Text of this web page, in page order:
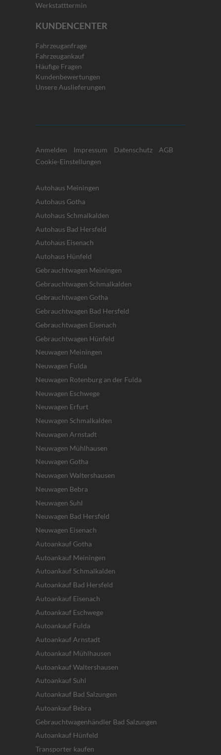
Werkstatttermin
KUNDENCENTER
Fahrzeuganfrage
Fahrzeugankauf
Häufige Fragen
Kundenbewertungen
Unsere Auslieferungen
Anmelden Impressum Datenschutz
AGB
Cookie-Einstellungen
Autohaus Meiningen
Autohaus Gotha
Autohaus Schmalkalden
Autohaus Bad Hersfeld
Autohaus Eisenach
Autohaus Hünfeld
Gebrauchtwagen Meiningen
Gebrauchtwagen Schmalkalden
Gebrauchtwagen Gotha
Gebrauchtwagen Bad Hersfeld
Gebrauchtwagen Eisenach
Gebrauchtwagen Hünfeld
Neuwagen Meiningen
Neuwagen Fulda
Neuwagen Rotenburg an der Fulda
Neuwagen Eschwege
Neuwagen Erfurt
Neuwagen Schmalkalden
Neuwagen Arnstadt
Neuwagen Mühlhausen
Neuwagen Gotha
Neuwagen Waltershausen
Neuwagen Bebra
Neuwagen Suhl
Neuwagen Bad Hersfeld
Neuwagen Eisenach
Autoankauf Gotha
Autoankauf Meiningen
Autoankauf Schmalkalden
Autoankauf Bad Hersfeld
Autoankauf Eisenach
Autoankauf Eschwege
Autoankauf Fulda
Autoankauf Arnstadt
Autoankauf Mühlhausen
Autoankauf Waltershausen
Autoankauf Suhl
Autoankauf Bad Salzungen
Autoankauf Bebra
Gebrauchtwagenhändler Bad Salzungen
Autoankauf Hünfeld
Transporter kaufen